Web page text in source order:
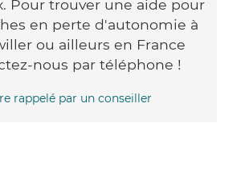
Pour trouver une aide pour
en perte d'autonomie à
ou ailleurs en France
nous par téléphone !
rappelé par un conseiller